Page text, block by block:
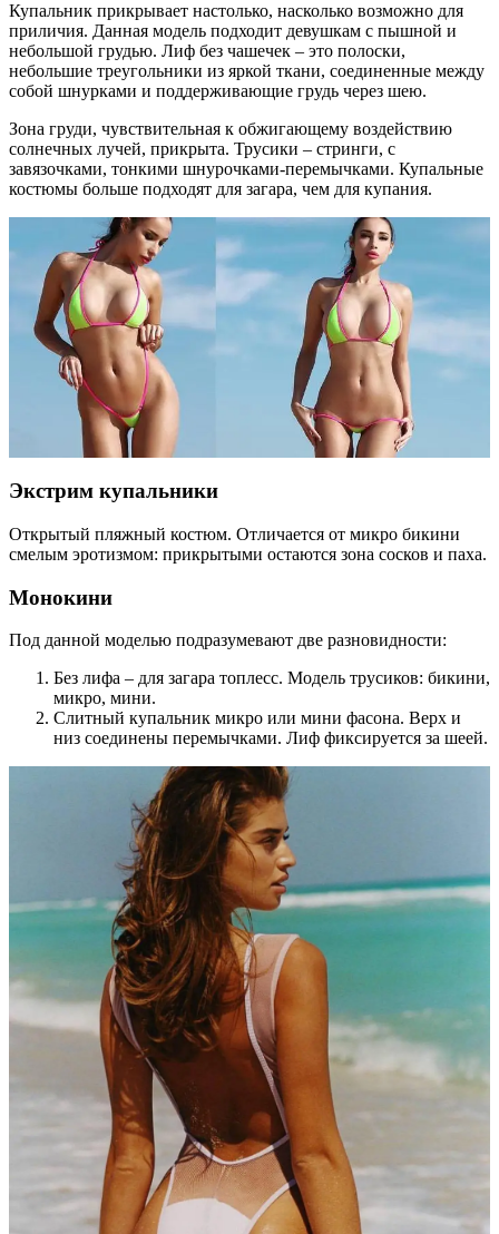
Купальник прикрывает настолько, насколько возможно для
приличия. Данная модель подходит девушкам с пышной и
небольшой грудью. Лиф без чашечек – это полоски,
небольшие треугольники из яркой ткани, соединенные между
собой шнурками и поддерживающие грудь через шею.
Зона груди, чувствительная к обжигающему воздействию
солнечных лучей, прикрыта. Трусики – стринги, с
завязочками, тонкими шнурочками-перемычками. Купальные
костюмы больше подходят для загара, чем для купания.
Экстрим купальники
Открытый пляжный костюм. Отличается от микро бикини
смелым эротизмом: прикрытыми остаются зона сосков и паха.
Монокини
Под данной моделью подразумевают две разновидности:
Без лифа – для загара топлесс. Модель трусиков: бикини,
микро, мини.
Слитный купальник микро или мини фасона. Верх и
низ соединены перемычками. Лиф фиксируется за шеей.